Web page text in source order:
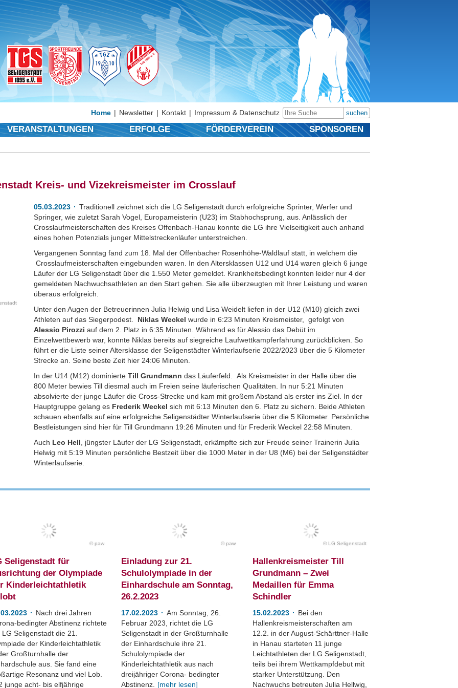
suchen
Home Newsletter Kontakt Impressum & Datenschutz
VERANSTALTUNGEN ERFOLGE FÖRDERVEREIN SPONSOREN
Kreis- und Vizekreismeister im Crosslauf
05.03.2023
Traditionell zeichnet sich die LG Seligenstadt durch erfolgreiche Sprinter, Werfer und
Springer, wie zuletzt Sarah Vogel, Europameisterin (U23) im Stabhochsprung, aus. Anlässlich der
Crosslaufmeisterschaften des Kreises Offenbach-Hanau konnte die LG ihre Vielseitigkeit auch anhand
eines hohen Potenzials junger Mittelstreckenläufer unterstreichen.
Vergangenen Sonntag fand zum 18. Mal der Offenbacher Rosenhöhe-Waldlauf statt, in welchem die
Crosslaufmeisterschaften eingebunden waren. In den Altersklassen U12 und U14 waren gleich 6 junge
Läufer der LG Seligenstadt über die 1.550 Meter gemeldet. Krankheitsbedingt konnten leider nur 4 der
gemeldeten Nachwuchsathleten an den Start gehen. Sie alle überzeugten mit Ihrer Leistung und waren
überaus erfolgreich.
Unter den Augen der Betreuerinnen Julia Helwig und Lisa Weidelt liefen in der U12 (M10) gleich zwei
Athleten auf das Siegerpodest. Niklas Weckel wurde in 6:23 Minuten Kreismeister, gefolgt von
Alessio Pirozzi auf dem 2. Platz in 6:35 Minuten. Während es für Alessio das Debüt im
Einzelwettbewerb war, konnte Niklas bereits auf siegreiche Laufwettkampferfahrung zurückblicken. So
führt er die Liste seiner Altersklasse der Seligenstädter Winterlaufserie 2022/2023 über die 5 Kilometer
Strecke an. Seine beste Zeit hier 24:06 Minuten.
In der U14 (M12) dominierteTill Grundmann das Läuferfeld. Als Kreismeister in der Halle über die
800 Meter bewies Till diesmal auch im Freien seine läuferischen Qualitäten. In nur 5:21 Minuten
absolvierte der junge Läufer die Cross-Strecke und kam mit großem Abstand als erster ins Ziel. In der
Hauptgruppe gelang es Frederik Weckel sich mit 6:13 Minuten den 6. Platz zu sichern. Beide Athleten
schauen ebenfalls auf eine erfolgreiche Seligenstädter Winterlaufserie über die 5 Kilometer. Persönliche
Bestleistungen sind hier für Till Grundmann 19:26 Minuten und für Frederik Weckel 22:58 Minuten.
Auch Leo Hell , jüngster Läufer der LG Seligenstadt, erkämpfte sich zur Freude seiner Trainerin Julia
Helwig mit 5:19 Minuten persönliche Bestzeit über die 1000 Meter in der U8 (M6) bei der Seligenstädter
Winterlaufserie.
paw
Seligenstadt für
der Olympiade
Kinderleichtathletik
Nach drei Jahren
bedingter Abstinenz richtete
LG Seligenstadt die 21.
der Kinderleichtathletik
Großturnhalle der
aus. Sie fand eine
Resonanz und viel Lob.
junge acht- bis elfjährige
paw
Einladung zur 21.
Schulolympiade in der
Einhardschule am Sonntag,
26.2.2023
17.02.2023
Am Sonntag, 26.
Februar 2023, richtet die LG
Seligenstadt in der Großturnhalle
der Einhardschule ihre 21.
Schulolympiade der
Kinderleichtathletik aus nach
dreijähriger Corona- bedingter
Abstinenz.
[mehr lesen]
LG Seligenstadt
Hallenkreismeister Till
Grundmann – Zwei
Medaillen für Emma
Schindler
15.02.2023
Bei den
Hallenkreismeisterschaften am
12.2. in der August-Schärttner-Halle
in Hanau starteten 11 junge
Leichtathleten der LG Seligenstadt,
teils bei ihrem Wettkampfdebut mit
starker Unterstützung. Den
Nachwuchs betreuten Julia Hellwig,